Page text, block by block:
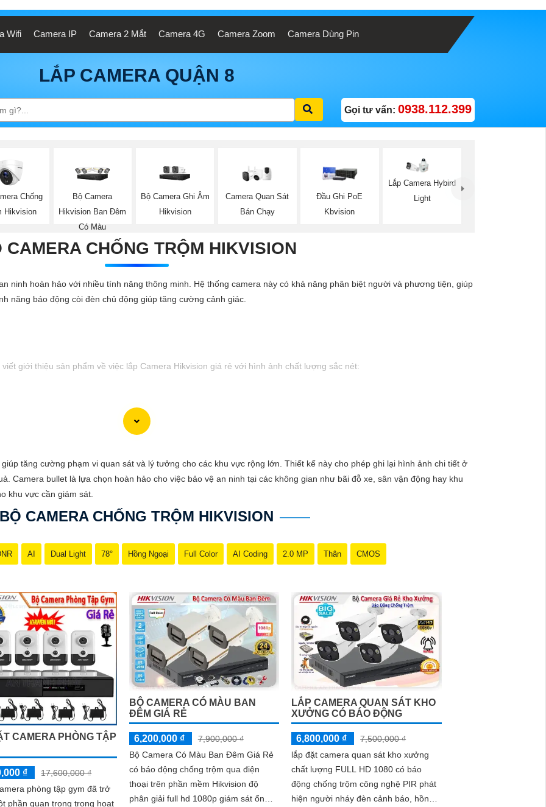
Wifi Camera IP Camera 2 Mắt Camera 4G Camera Zoom Camera Dùng Pin
LẮP CAMERA QUẬN 8
Gọi tư vấn: 0938.112.399
Chống
Hikvision
Bộ Camera
Hikvision Ban Đêm
Có Màu
Bộ Camera Ghi Âm
Hikvision
Camera Quan Sát
Bán Chạy
Đầu Ghi PoE
Kbvision
Lắp Camera Hybird
Light
CAMERA CHỐNG TRỘM HIKVISION
ninh hoàn hảo với nhiều tính năng thông minh. Hệ thống camera này có khả năng phân biệt người và phương tiện, giúp
năng báo động còi đèn chủ động giúp tăng cường cảnh giác.
giới thiệu sản phẩm về việc lắp Camera Hikvision giá rẻ với hình ảnh chất lượng sắc nét:
phải chăng cho ngôi nhà hoặc doanh nghiệp của mình? Hãy cân nhắc lắp đặt Camera Hikvision, giải pháp hàng đầu
ảnh sắc nét và giá cả phải chăng, Camera Hikvision là sự lựa chọn lý tưởng cho việc bảo vệ tài sản và an ninh cho mọi
ảnh chất lượng cao, sắc nét và rõ ràng. Bạn sẽ không bỏ lỡ bất kỳ chi tiết nào trong quá trình giám sát. - Giá cả phải
của mình.
vệ cho ngôi nhà hoặc doanh nghiệp của bạn, mà còn là lựa chọn thông minh với giá cả phải chăng và hình ảnh chất
với Camera Hikvision!
được khách hàng quan tâm đến sản phẩm Camera Hikvision giá rẻ và chất lượng.
tăng cường phạm vi quan sát và lý tưởng cho các khu vực rộng lớn. Thiết kế này cho phép ghi lại hình ảnh chi tiết ở
Camera bullet là lựa chọn hoàn hảo cho việc bảo vệ an ninh tại các không gian như bãi đỗ xe, sân vận động hay khu
khu vực cần giám sát.
BỘ CAMERA CHỐNG TRỘM HIKVISION
AI Dual Light 78° Hồng Ngoại Full Color AI Coding 2.0 MP Thân CMOS
CAMERA PHÒNG TẬP
₫
17,600,000 ₫
phòng tập gym đã trở
phần quan trọng trong hoạt
BỘ CAMERA CÓ MÀU BAN
ĐÊM GIÁ RẺ
6,200,000 ₫
7,900,000 ₫
Bộ Camera Có Màu Ban Đêm Giá Rẻ
có báo động chống trộm qua điện
thoại trên phần mềm Hikvision độ
phân giải full hd 1080p giám sát ổn
LẮP CAMERA QUAN SÁT KHO
XƯỞNG CÓ BÁO ĐỘNG
6,800,000 ₫
7,500,000 ₫
lắp đặt camera quan sát kho xưởng
chất lượng FULL HD 1080 có báo
động chống trộm công nghệ PIR phát
hiện người nháy đèn cảnh báo, hồng